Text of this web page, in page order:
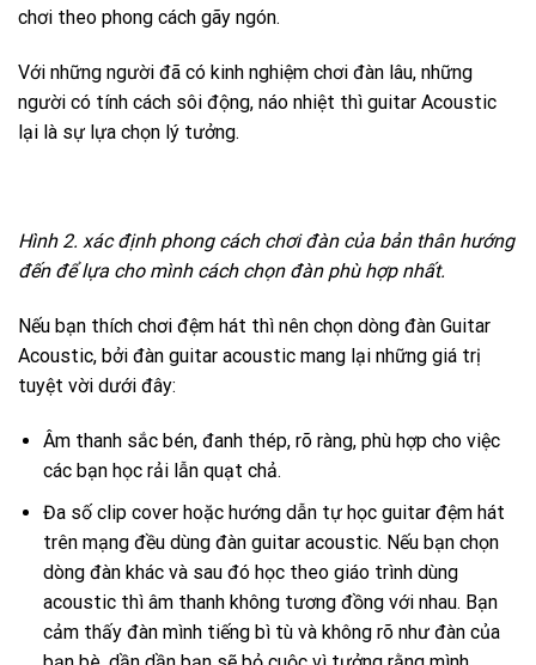
chơi theo phong cách gãy ngón.
Với những người đã có kinh nghiệm chơi đàn lâu, những
người có tính cách sôi động, náo nhiệt thì guitar Acoustic
lại là sự lựa chọn lý tưởng.
Hình 2. xác định phong cách chơi đàn của bản thân hướng
đến để lựa cho mình cách chọn đàn phù hợp nhất.
Nếu bạn thích chơi đệm hát thì nên chọn dòng đàn Guitar
Acoustic, bởi đàn guitar acoustic mang lại những giá trị
tuyệt vời dưới đây:
Âm thanh sắc bén, đanh thép, rõ ràng, phù hợp cho việc
các bạn học rải lẫn quạt chả.
Đa số clip cover hoặc hướng dẫn tự học guitar đệm hát
trên mạng đều dùng đàn guitar acoustic. Nếu bạn chọn
dòng đàn khác và sau đó học theo giáo trình dùng
acoustic thì âm thanh không tương đồng với nhau. Bạn
cảm thấy đàn mình tiếng bì tù và không rõ như đàn của